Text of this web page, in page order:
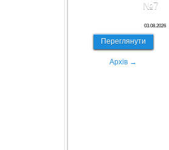
№7
03.08.2026
Переглянути
Архів →